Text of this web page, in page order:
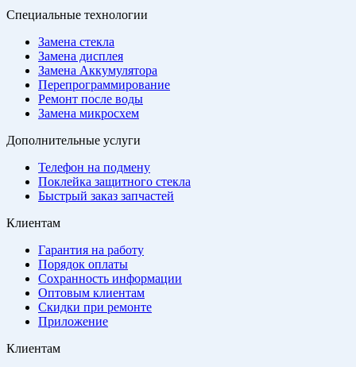
Специальные технологии
Замена стекла
Замена дисплея
Замена Аккумулятора
Перепрограммирование
Ремонт после воды
Замена микросхем
Дополнительные услуги
Телефон на подмену
Поклейка защитного стекла
Быстрый заказ запчастей
Клиентам
Гарантия на работу
Порядок оплаты
Сохранность информации
Оптовым клиентам
Скидки при ремонте
Приложение
Клиентам